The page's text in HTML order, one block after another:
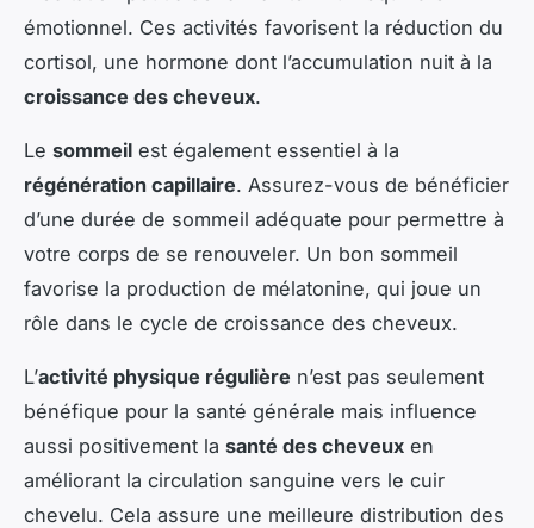
émotionnel. Ces activités favorisent la réduction du
cortisol, une hormone dont l’accumulation nuit à la
croissance des cheveux.
Le sommeil est également essentiel à la
régénération capillaire. Assurez-vous de bénéficier
d’une durée de sommeil adéquate pour permettre à
votre corps de se renouveler. Un bon sommeil
favorise la production de mélatonine, qui joue un
rôle dans le cycle de croissance des cheveux.
L’activité physique régulière n’est pas seulement
bénéfique pour la santé générale mais influence
aussi positivement la santé des cheveux en
améliorant la circulation sanguine vers le cuir
chevelu. Cela assure une meilleure distribution des